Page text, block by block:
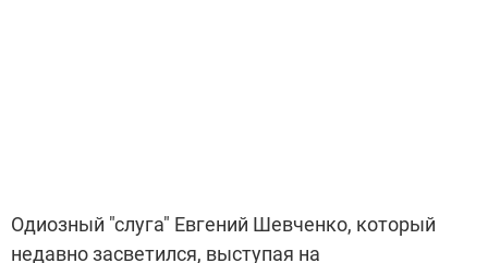
Одиозный "слуга" Евгений Шевченко, который
недавно засветился, выступая на